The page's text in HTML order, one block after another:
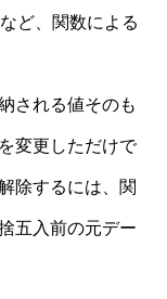
ど、関数による
される値そのも
変更しただけで
除するには、関
五入前の元デー